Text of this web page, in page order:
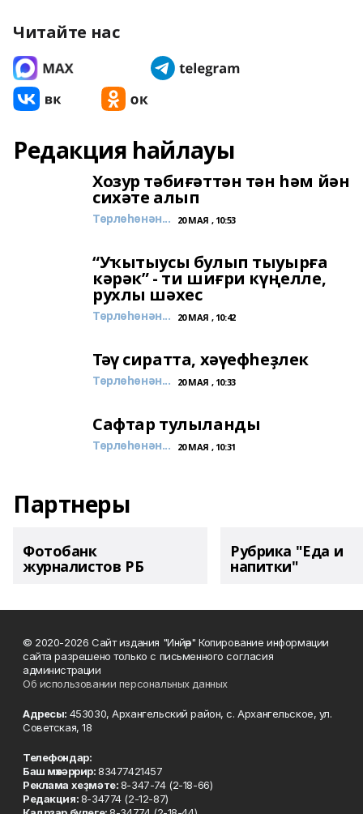
Читайте нас
Редакция һайлауы
Хозур тәбиғәттән тән һәм йән
сихәте алып
Төрлөһөнән... 20 МАЯ , 10:53
“Уҡытыусы булып тыуырға
кәрәк” - ти шиғри күңелле,
рухлы шәхес
Төрлөһөнән... 20 МАЯ , 10:42
Тәү сиратта, хәүефһеҙлек
Төрлөһөнән... 20 МАЯ , 10:33
Сафтар тулыланды
Төрлөһөнән... 20 МАЯ , 10:31
Партнеры
Фотобанк
журналистов РБ
Рубрика "Еда и
напитки"
© 2020-2026 Сайт издания "Инйәр" Копирование информации
сайта разрешено только с письменного согласия
администрации
Об использовании персональных данных
Адресы: 453030, Архангельский район, с. Архангельское, ул.
Советская, 18
Телефондар:
Баш мөхәррир:83477421457
Реклама хеҙмәте:8-347-74 (2-18-66)
Редакция:8-34774 (2-12-87)